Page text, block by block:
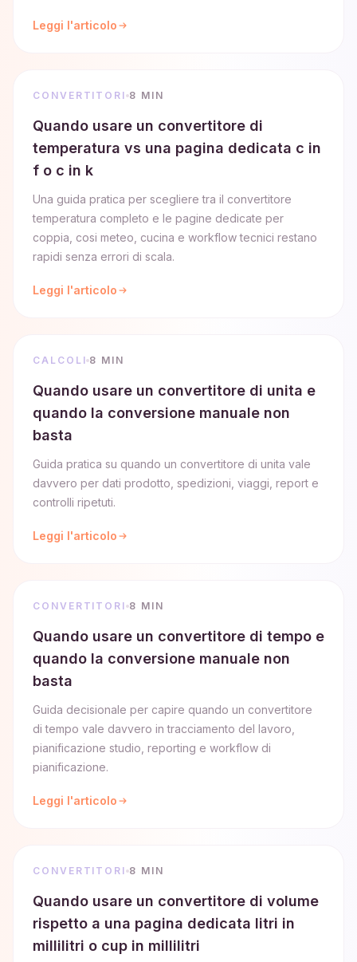
Leggi l'articolo
CONVERTITORI 8 MIN
Quando usare un convertitore di
temperatura vs una pagina dedicata c in
f o c in k
Una guida pratica per scegliere tra il convertitore
temperatura completo e le pagine dedicate per
coppia, cosi meteo, cucina e workflow tecnici restano
rapidi senza errori di scala.
Leggi l'articolo
CALCOLI 8 MIN
Quando usare un convertitore di unita e
quando la conversione manuale non
basta
Guida pratica su quando un convertitore di unita vale
davvero per dati prodotto, spedizioni, viaggi, report e
controlli ripetuti.
Leggi l'articolo
CONVERTITORI 8 MIN
Quando usare un convertitore di tempo e
quando la conversione manuale non
basta
Guida decisionale per capire quando un convertitore
di tempo vale davvero in tracciamento del lavoro,
pianificazione studio, reporting e workflow di
pianificazione.
Leggi l'articolo
CONVERTITORI 8 MIN
Quando usare un convertitore di volume
rispetto a una pagina dedicata litri in
millilitri o cup in millilitri